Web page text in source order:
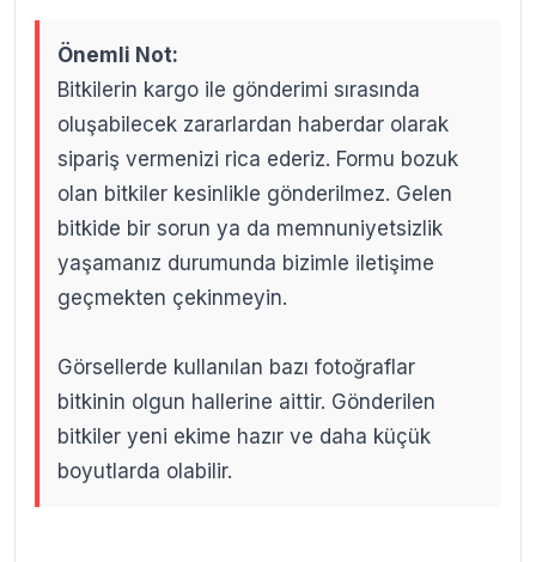
Önemli Not:
Bitkilerin kargo ile gönderimi sırasında
oluşabilecek zararlardan haberdar olarak
sipariş vermenizi rica ederiz. Formu bozuk
olan bitkiler kesinlikle gönderilmez. Gelen
bitkide bir sorun ya da memnuniyetsizlik
yaşamanız durumunda bizimle iletişime
geçmekten çekinmeyin.
Görsellerde kullanılan bazı fotoğraflar
bitkinin olgun hallerine aittir. Gönderilen
bitkiler yeni ekime hazır ve daha küçük
boyutlarda olabilir.